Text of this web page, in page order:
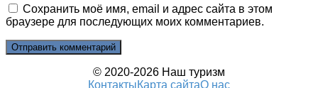
Сохранить моё имя, email и адрес сайта в этом
браузере для последующих моих комментариев.
© 2020-2026 Наш туризм
КонтактыКарта сайтаО нас